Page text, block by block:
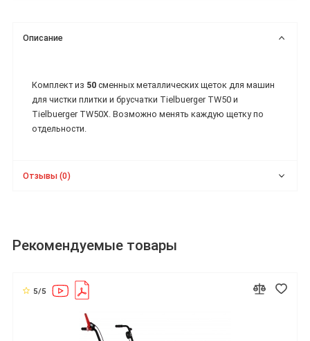
Описание
Комплект из 50 сменных металлических щеток для машин
для чистки плитки и брусчатки Tielbuerger TW50 и
Tielbuerger TW50X. Возможно менять каждую щетку по
отдельности.
Отзывы (0)
Рекомендуемые товары
5/5